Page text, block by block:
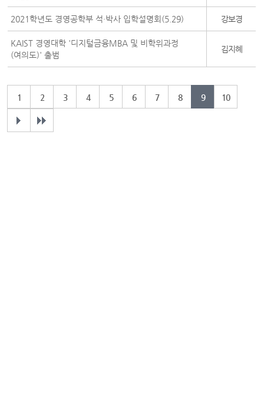
2021학년도 경영공학부 석·박사 입학설명회(5.29) 강보경
KAIST 경영대학 '디지털금융MBA 및 비학위과정
(여의도)' 출범
김지혜
1 2 3 4 5 6 7 8 9 10